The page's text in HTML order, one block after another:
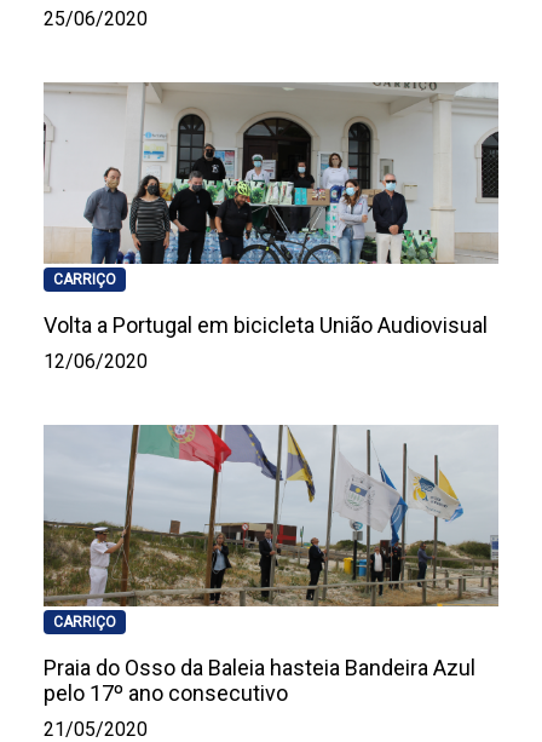
25/06/2020
CARRIÇO
Volta a Portugal em bicicleta União Audiovisual
12/06/2020
CARRIÇO
Praia do Osso da Baleia hasteia Bandeira Azul
pelo 17º ano consecutivo
21/05/2020